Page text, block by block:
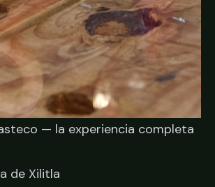
— la experiencia completa
de Xilitla